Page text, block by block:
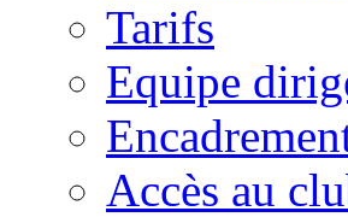
Tarifs
Equipe
Accès au